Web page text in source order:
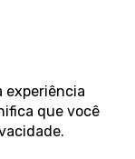
experiência
que você
.